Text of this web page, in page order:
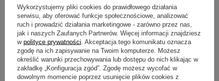
CHWILOWO NIEDOSTĘPNY
Poduszka do medytacji
vintage antracytowa -
Kwiat życia
165,75 zł195,00 zł
Najniższa cena z 30 dni przed
obniżką:195,00 zł -15%
CHWILOWO NIEDOSTĘPNY
Poduszka do medytacji
zafu Myga - zielony
139,99 zł
Wykorzystujemy pliki cookies do prawidłowego działania
serwisu, aby oferować funkcje społecznościowe, analizować
ruch i prowadzić działania marketingowe - zarówno przez nas,
jak i naszych Zaufanych Partnerów. Więcej informacji znajdziesz
w polityce prywatności . Akceptacja tego komunikatu oznacza
zgodę na ich zapisywanie na Twoim komputerze. Możesz
określić warunki przechowywania lub dostępu do nich klikając w
zakładkę „Konfiguracja zgód”. Zgodę możesz wycofać w
dowolnym momencie poprzez usunięcie plików cookies z